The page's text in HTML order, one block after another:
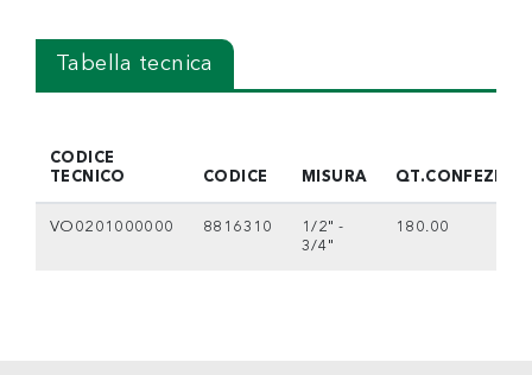
Tabella tecnica
CODICE
TECNICO
CODICE MISURA
VO0201000000 8816310
1/2" -
3/4"
180.00